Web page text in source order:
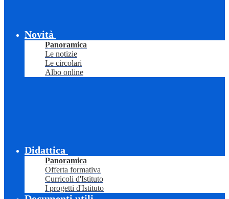
Novità
Panoramica
Le notizie
Le circolari
Albo online
Didattica
Panoramica
Offerta formativa
Curricoli d'Istituto
I progetti d'Istituto